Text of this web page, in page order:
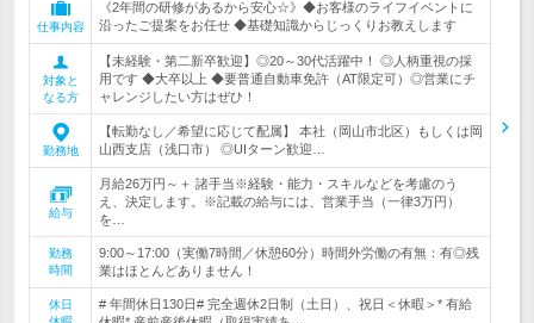
仕事内容
《2年間の研修があるから安心☆》◆お客様のライフイベントに
沿ったご提案をお任せ ◆基礎知識からじっくりお教えします
対象と
なる方
【未経験・第二新卒歓迎】◎20～30代活躍中！ ◎人柄重視の採
用です ◆大卒以上 ◆要普通自動車免許（AT限定可）◎営業にチ
ャレンジしたい方はぜひ！
勤務地
【転勤なし／希望に応じて配属】 本社（岡山市北区）もしくは岡
山西支店（浅口市） ◎UIターン歓迎…
給与
月給26万円～＋ 諸手当※経験・能力・スキルなどを考慮のう
え、決定します。※記載の給与には、営業手当（一律3万円）
を…
勤務
時間
9:00～17:00（実働7時間／休憩60分）時間外労働の有無：有◎残
業はほとんどありません！
休日
# 年間休日130日# 完全週休2日制（土日）、祝日＜休暇＞* 有給